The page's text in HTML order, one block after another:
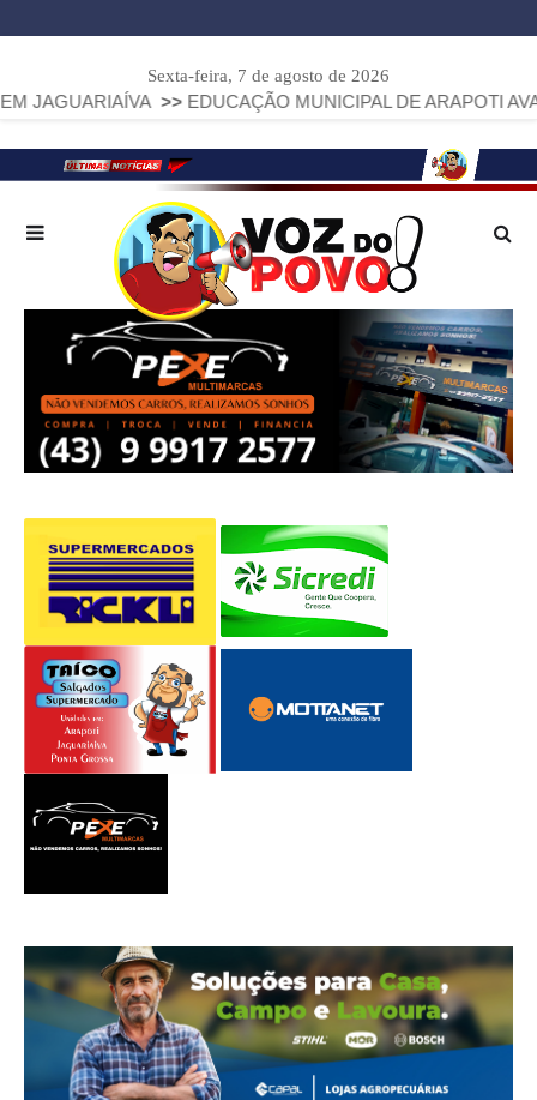
Sexta-feira, 7 de agosto de 2026
>> EDUCAÇÃO MUNICIPAL DE ARAPOTI AVANÇA E